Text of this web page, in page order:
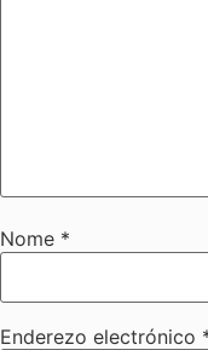
Nome *
Enderezo electrónico